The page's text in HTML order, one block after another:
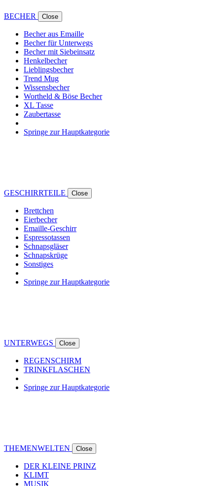
BECHER Close
Becher aus Emaille
Becher für Unterwegs
Becher mit Siebeinsatz
Henkelbecher
Lieblingsbecher
Trend Mug
Wissensbecher
Wortheld & Böse Becher
XL Tasse
Zaubertasse
Springe zur Hauptkategorie
GESCHIRRTEILE Close
Brettchen
Eierbecher
Emaille-Geschirr
Espressotassen
Schnapsgläser
Schnapskrüge
Sonstiges
Springe zur Hauptkategorie
UNTERWEGS Close
REGENSCHIRM
TRINKFLASCHEN
Springe zur Hauptkategorie
THEMENWELTEN Close
DER KLEINE PRINZ
KLIMT
MUSIK